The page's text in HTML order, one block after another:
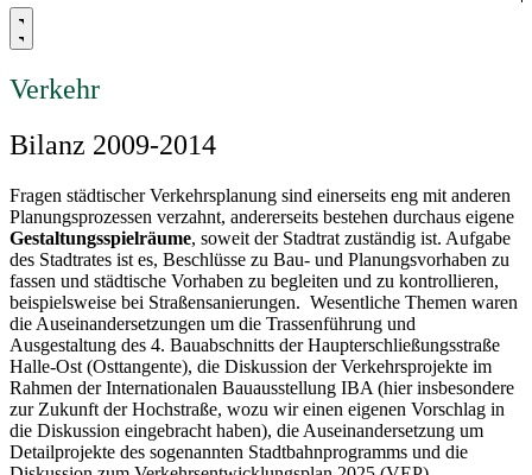
Verkehr
Bilanz 2009-2014
Fragen städtischer Verkehrsplanung sind einerseits eng mit anderen
Planungsprozessen verzahnt, andererseits bestehen durchaus eigene
Gestaltungsspielräume, soweit der Stadtrat zuständig ist. Aufgabe
des Stadtrates ist es, Beschlüsse zu Bau- und Planungsvorhaben zu
fassen und städtische Vorhaben zu begleiten und zu kontrollieren,
beispielsweise bei Straßensanierungen. Wesentliche Themen waren
die Auseinandersetzungen um die Trassenführung und
Ausgestaltung des 4. Bauabschnitts der Haupterschließungsstraße
Halle-Ost (Osttangente), die Diskussion der Verkehrsprojekte im
Rahmen der Internationalen Bauausstellung IBA (hier insbesondere
zur Zukunft der Hochstraße, wozu wir einen eigenen Vorschlag in
die Diskussion eingebracht haben), die Auseinandersetzung um
Detailprojekte des sogenannten Stadtbahnprogramms und die